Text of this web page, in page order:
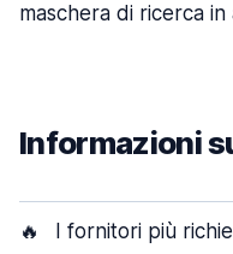
maschera di ricerca in
Informazioni
🔥 I fornitori più